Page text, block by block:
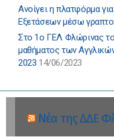
Ανοίγει η πλατφόρμα
Εξετάσεων μέσω
Στο 1ο ΓΕΛ Φλώρινας το
μαθήματος των
2023 14/06/2023
Νέα της ΔΔΕ